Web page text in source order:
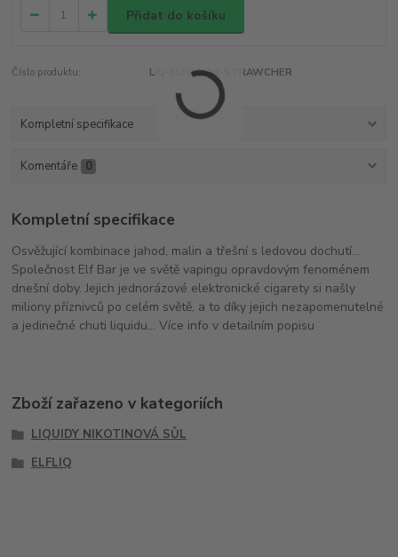
Přidat do košíku
Číslo produktu: LIQ-ELFLIQ-20-STRAWCHER
Kompletní specifikace
Komentáře 0
Kompletní specifikace
Osvěžující kombinace jahod, malin a třešní s ledovou dochutí...
Společnost Elf Bar je ve světě vapingu opravdovým fenoménem
dnešní doby. Jejich jednorázové elektronické cigarety si našly
miliony příznivců po celém světě, a to díky jejich nezapomenutelné
a jedinečné chuti liquidu... Více info v detailním popisu
Zboží zařazeno v kategoriích
LIQUIDY NIKOTINOVÁ SŮL
ELFLIQ